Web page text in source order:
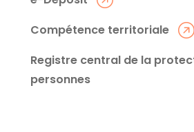
Compétence territoriale
Registre central de la
personnes